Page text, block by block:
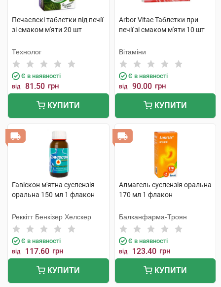
Печаєвскі таблетки від печії
зі смаком м'яти 20 шт
Технолог
Є в наявності
від 81.50 грн
КУПИТИ
Arbor Vitae Таблетки при
печії зі смаком м'яти 10 шт
Вітаміни
Є в наявності
від 90.00 грн
КУПИТИ
Гавіскон м'ятна суспензія
оральна 150 мл 1 флакон
Реккітт Бенкізер Хелскер
Є в наявності
від 117.60 грн
КУПИТИ
Алмагель суспензія оральна
170 мл 1 флакон
Балканфарма-Троян
Є в наявності
від 123.40 грн
КУПИТИ